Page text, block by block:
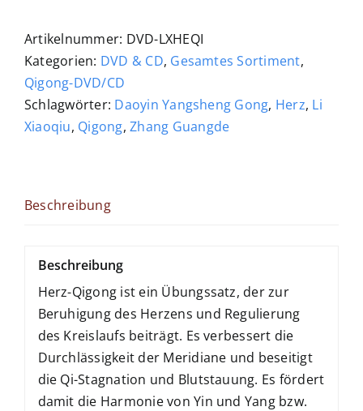
Artikelnummer: DVD-LXHEQI
Kategorien: DVD & CD, Gesamtes Sortiment,
Qigong-DVD/CD
Schlagwörter: Daoyin Yangsheng Gong, Herz, Li
Xiaoqiu, Qigong,Zhang Guangde
Beschreibung
Beschreibung
Herz-Qigong ist ein Übungssatz, der zur
Beruhigung des Herzens und Regulierung
des Kreislaufs beiträgt. Es verbessert die
Durchlässigkeit der Meridiane und beseitigt
die Qi-Stagnation und Blutstauung. Es fördert
damit die Harmonie von Yin und Yang bzw.